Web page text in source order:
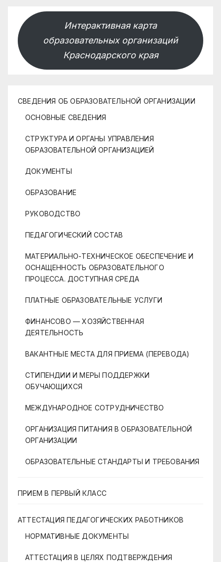
Интерактивная карта
образовательных организаций
Краснодарского края
СВЕДЕНИЯ ОБ ОБРАЗОВАТЕЛЬНОЙ ОРГАНИЗАЦИИ
ОСНОВНЫЕ СВЕДЕНИЯ
СТРУКТУРА И ОРГАНЫ УПРАВЛЕНИЯ
ОБРАЗОВАТЕЛЬНОЙ ОРГАНИЗАЦИЕЙ
ДОКУМЕНТЫ
ОБРАЗОВАНИЕ
РУКОВОДСТВО
ПЕДАГОГИЧЕСКИЙ СОСТАВ
МАТЕРИАЛЬНО-ТЕХНИЧЕСКОЕ ОБЕСПЕЧЕНИЕ И
ОСНАЩЕННОСТЬ ОБРАЗОВАТЕЛЬНОГО
ПРОЦЕССА. ДОСТУПНАЯ СРЕДА
ПЛАТНЫЕ ОБРАЗОВАТЕЛЬНЫЕ УСЛУГИ
ФИНАНСОВО — ХОЗЯЙСТВЕННАЯ
ДЕЯТЕЛЬНОСТЬ
ВАКАНТНЫЕ МЕСТА ДЛЯ ПРИЕМА (ПЕРЕВОДА)
СТИПЕНДИИ И МЕРЫ ПОДДЕРЖКИ
ОБУЧАЮЩИХСЯ
МЕЖДУНАРОДНОЕ СОТРУДНИЧЕСТВО
ОРГАНИЗАЦИЯ ПИТАНИЯ В ОБРАЗОВАТЕЛЬНОЙ
ОРГАНИЗАЦИИ
ОБРАЗОВАТЕЛЬНЫЕ СТАНДАРТЫ И ТРЕБОВАНИЯ
ПРИЕМ В ПЕРВЫЙ КЛАСС
АТТЕСТАЦИЯ ПЕДАГОГИЧЕСКИХ РАБОТНИКОВ
НОРМАТИВНЫЕ ДОКУМЕНТЫ
АТТЕСТАЦИЯ В ЦЕЛЯХ ПОДТВЕРЖДЕНИЯ